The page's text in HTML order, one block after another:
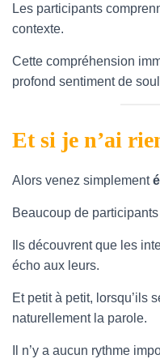
Les participants
contexte.
Cette compréhension
profond sentiment de
Et si je n’ai
Alors venez simplement
Beaucoup de
Ils découvrent que les
écho aux leurs.
Et petit à petit, lorsqu’ils
naturellement la parole.
Il n’y a aucun rythme